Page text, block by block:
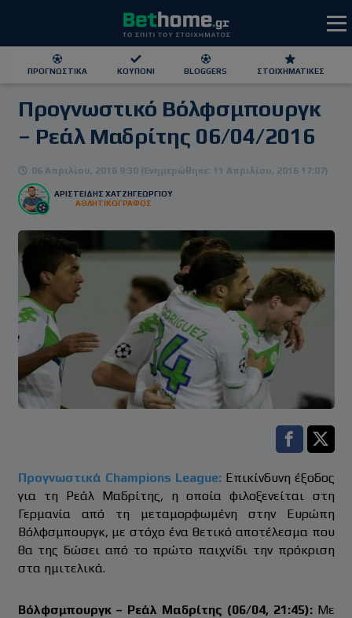
ΠΡΟΓΝΩΣΤΙΚΆ ΚΟΥΠΌΝΙ BLOGGERS ΣΤΟΙΧΗΜΑΤΙΚΕΣ
ΕΕΕΠ | 21+ | ΠΑΙΞΕ ΥΠΕΥΘΥΝΑ
Προγνωστικό Βόλφσμπουργκ
– Ρεάλ Μαδρίτης 06/04/2016
06 Απριλίου, 2016 9:30 (Ενημερώθηκε: 11 Απριλίου, 2016 17:07)
ΑΡΙΣΤΕΊΔΗΣ ΧΑΤΖΗΓΕΩΡΓΊΟΥ
ΑΘΛΗΤΙΚΟΓΡΑΦΟΣ
Facebook
Προγνωστικά Champions League: Επικίνδυνη έξοδος
για τη Ρεάλ Μαδρίτης, η οποία φιλοξενείται στη
Γερμανία από τη μεταμορφωμένη στην Ευρώπη
Βόλφσμπουργκ, με στόχο ένα θετικό αποτέλεσμα που
θα της δώσει από το πρώτο παιχνίδι την πρόκριση
στα ημιτελικά.
Βόλφσμπουργκ – Ρεάλ Μαδρίτης (06/04, 21:45):Με